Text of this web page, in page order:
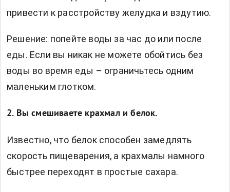
привести к расстройству желудка и вздутию.
Решение: попейте воды за час до или после
еды. Если вы никак не можете обойтись без
воды во время еды – ограничьтесь одним
маленьким глотком.
2. Вы смешиваете крахмал и белок.
Известно, что белок способен замедлять
скорость пищеварения, а крахмалы намного
быстрее переходят в простые сахара.